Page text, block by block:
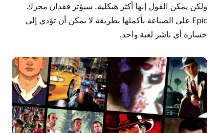
ولكن يمكن القول إنها أكثر هيكلية. سيؤثر فقدان محرك
Epic على الصناعة بأكملها بطريقة لا يمكن أن تؤدي إلى
خسارة أي ناشر لعبة واحد.